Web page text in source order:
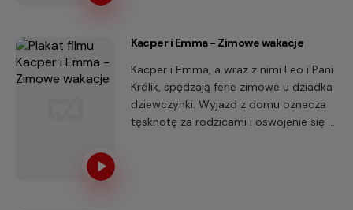
Kacper i Emma - Zimowe wakacje
Kacper i Emma, a wraz z nimi Leo i Pani
Królik, spędzają ferie zimowe u dziadka
dziewczynki. Wyjazd z domu oznacza
tęsknotę za rodzicami i oswojenie się z